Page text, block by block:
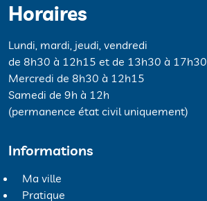
Horaires
Lundi, mardi, jeudi, vendredi
de 8h30 à 12h15 et de 13h30 à 17h30
Mercredi de 8h30 à 12h15
Samedi de 9h à 12h
(permanence état civil uniquement)
Informations
Ma ville
Pratique